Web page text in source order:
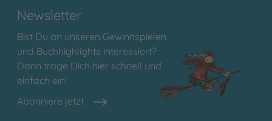
Newsletter
Bist Du an unseren Gewinnspielen
und Buchhighlights interessiert?
Dann trage Dich hier schnell und
einfach ein!
Abonniere jetzt